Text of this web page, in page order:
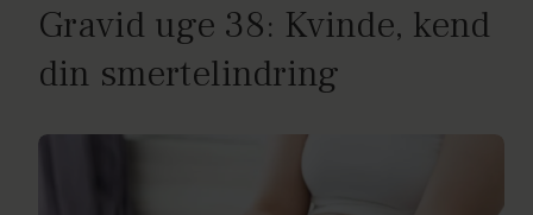
Gravid uge 38: Kvinde, kend
din smertelindring